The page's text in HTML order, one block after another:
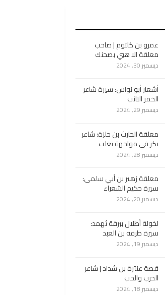
عمرو بن كلثوم | صاحب
معلقة الا هبي بصحنك
ديسمبر 30, 2024
أشعار أبو نواس: سيرة شاعر
الخمر التائب
ديسمبر 29, 2024
معلقة الحارث بن حلزة: شاعر
بكر في مواجهة تغلب
ديسمبر 28, 2024
معلقة زهير بن أبي سلمى:
سيرة حكيم الشعراء
ديسمبر 20, 2024
لخولة أطلال ببرقة ثهمد:
سيرة طرفة بن العبد
ديسمبر 19, 2024
قصة عنترة بن شداد | شاعر
الحرب والحب
ديسمبر 18, 2024